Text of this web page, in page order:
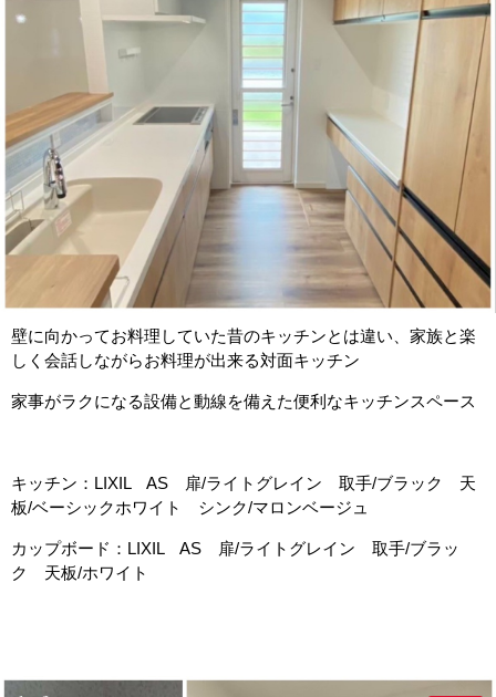
壁に向かってお料理していた昔のキッチンとは違い、家族と楽
しく会話しながらお料理が出来る対面キッチン
家事がラクになる設備と動線を備えた便利なキッチンスペース
キッチン：LIXIL AS 扉/ライトグレイン 取手/ブラック 天
板/ベーシックホワイト シンク/マロンベージュ
カップボード：LIXIL AS 扉/ライトグレイン 取手/ブラッ
ク 天板/ホワイト